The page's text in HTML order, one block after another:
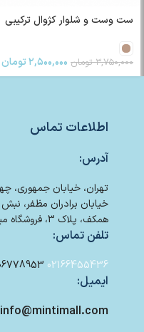
ست وست و شلوار کژوال ترکیبی
۳,۷۵۰,۰۰۰ تومان ۲,۵۰۰,۰۰۰تومان
اطلاعات تماس
آدرس:
تهران، خیابان جمهوری،
خیابان برادران مظفر،
همکف، پلاک 3، فروشگاه مینتی
تلفن تماس:
02166455436
ایمیل:
info@mintimall.com